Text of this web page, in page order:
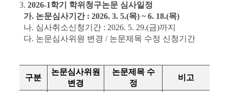
3. 2026-1학기 학위청구논문 심사일정
가. 논문심사기간 : 2026. 3. 5.(목) ~ 6. 18.(목)
나. 심사취소신청기간 : 2026. 5. 29.(금)까지
다. 논문심사위원 변경 / 논문제목 수정 신청기간
구분
논문심사위원
변경
논문제목 수
정
비고